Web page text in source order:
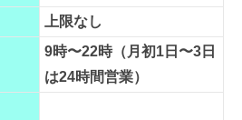
上限なし
9時〜22時（月初1日〜3日
は24時間営業）